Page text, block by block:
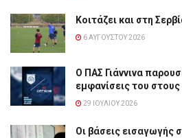
Κοιτάζει και στη
6 ΑΥΓΟΎΣΤΟΥ 2026
Ο ΠΑΣ Γιάννινα
εμφανίσεις του
29 ΙΟΥΛΊΟΥ 2026
Οι βάσεις εισαγωγής